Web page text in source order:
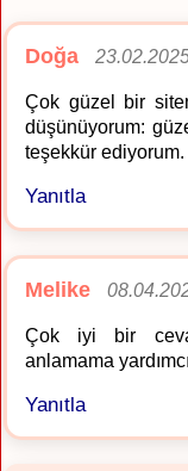
Doğa
Çok güzel bir
düşünüyorum:
teşekkür ediyorum.
Yanıtla
Melike
Çok iyi bir
anlamama
Yanıtla